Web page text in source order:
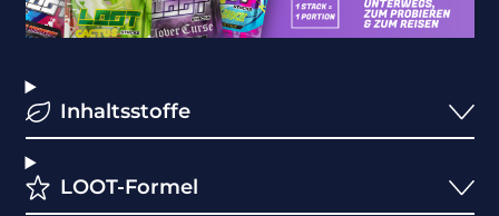
Inhaltsstoffe
LOOT-Formel